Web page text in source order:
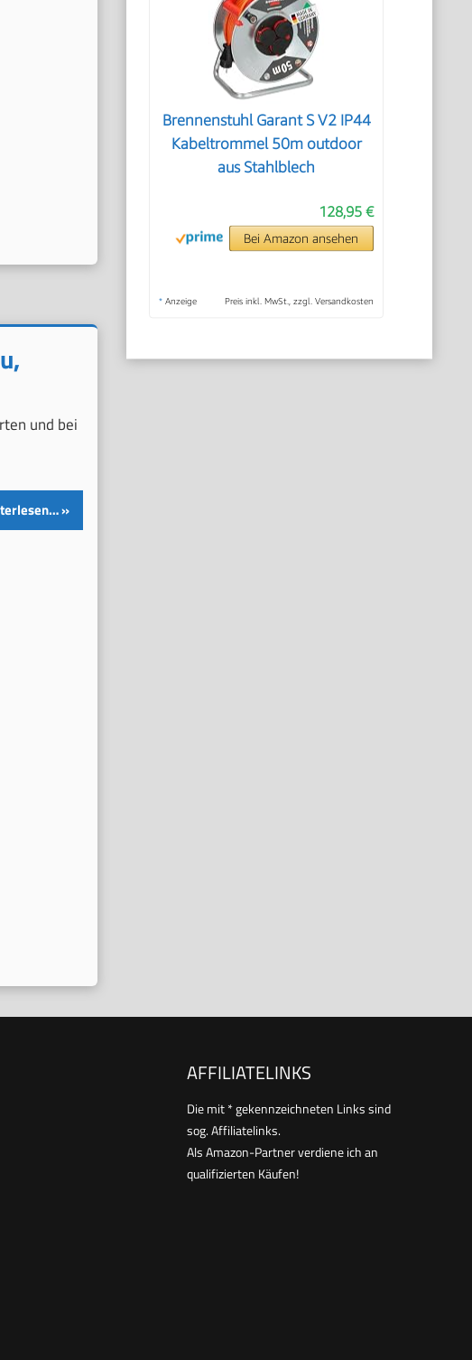
und bei
Brennenstuhl Garant S V2 IP44
Kabeltrommel 50m outdoor
aus Stahlblech
128,95 €
Bei Amazon ansehen
* Anzeige Preis inkl. MwSt., zzgl. Versandkosten
AFFILIATELINKS
Die mit * gekennzeichneten Links sind
sog. Affiliatelinks.
Als Amazon-Partner verdiene ich an
qualifizierten Käufen!